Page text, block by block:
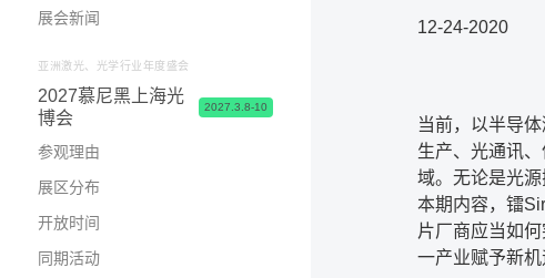
照片与视频
展会新闻
亚洲激光、光学行业年度盛会
2027慕尼黑上海光
博会
2027.3.8-10
参观理由
展区分布
开放时间
同期活动
12-24-2020
当前，以半导
生产、光通讯、
域。无论是光
本期内容，镭Sir
片厂商应当如
一产业赋予新机